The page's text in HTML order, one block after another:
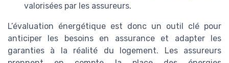
valorisées par les assureurs.
L’évaluation énergétique est donc un outil clé pour
anticiper les besoins en assurance et adapter les
garanties à la réalité du logement. Les assureurs